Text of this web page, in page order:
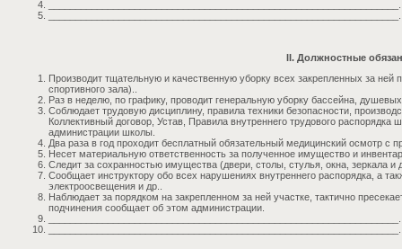
II. Должностные
Производит тщательную и качественную уборку всех закрепленных за
спортивного зала)..
Раз в неделю, по графику, проводит генеральную уборку бассейна,
Cоблюдает трудовую дисциплину, правила техники безопасности,
Коллективный договор, Устав, Правила внутреннего трудового
администрации школы.
Два раза в год проходит бесплатный обязательный медицинский осмотр с
Несет материальную ответственность за полученное имущество и
Следит за сохранностью имущества (двери, столы, стулья, окна, зеркала и
Сообщает инструктору обо всех нарушениях внутреннего распорядка, а
электроосвещения и др..
Наблюдает за порядком на закрепленном за ней участке, тактично
подчинения сообщает об этом администрации.